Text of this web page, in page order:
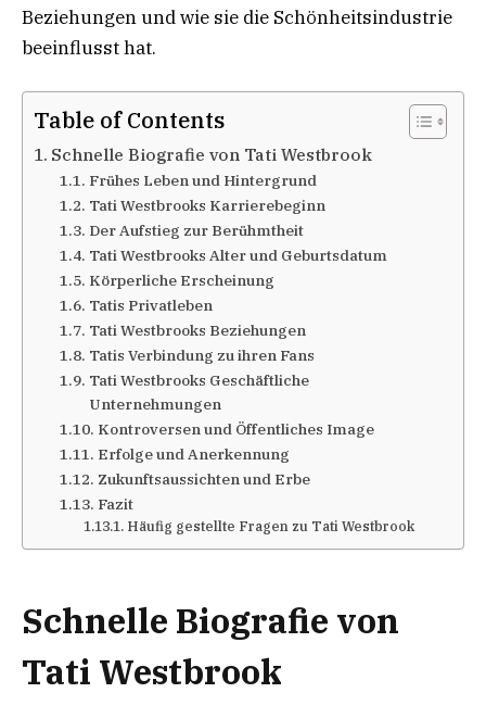
Beziehungen und wie sie die Schönheitsindustrie
beeinflusst hat.
Table of Contents
Schnelle Biografie von Tati Westbrook
Frühes Leben und Hintergrund
Tati Westbrooks Karrierebeginn
Der Aufstieg zur Berühmtheit
Tati Westbrooks Alter und Geburtsdatum
Körperliche Erscheinung
Tatis Privatleben
Tati Westbrooks Beziehungen
Tatis Verbindung zu ihren Fans
Tati Westbrooks Geschäftliche
Unternehmungen
Kontroversen und Öffentliches Image
Erfolge und Anerkennung
Zukunftsaussichten und Erbe
Fazit
Häufig gestellte Fragen zu Tati Westbrook
Schnelle Biografie von
Tati Westbrook